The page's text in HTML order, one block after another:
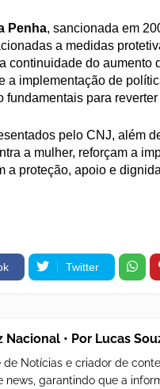
Penha, sancionada em
a medidas
continuidade do
a implementação de
fundamentais para
pelo CNJ, além
a mulher, reforçam a
a proteção, apoio e
Twitter
Nacional • Por Lucas
de Notícias e criador de
news, garantindo que a